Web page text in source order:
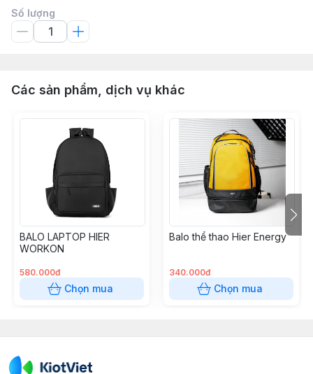
Số lượng
Các sản phẩm, dịch vụ khác
BALO LAPTOP HIER
WORKON
580.000đ
Chọn mua
Balo thể thao Hier Energy
340.000đ
Chọn mua